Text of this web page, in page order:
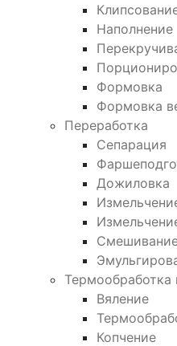
Наполнение
Формовка
Формовка
Переработка
Сепарация
Дожиловка
Вяление
Копчение